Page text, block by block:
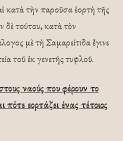
κατὰ τὴν παροῦσα ἑορτὴ τῆς
τούτου, κατὰ τὸν
μὲ τὴ Σαμαρείτιδα ἔγινε
τοῦ ἐκ γενετῆς τυφλοῦ.
ναούς που φέρουν το
εορτάζει ένας τέτοιος